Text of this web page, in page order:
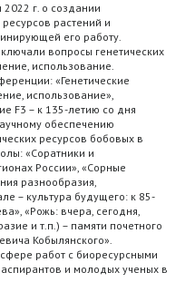
2022 г. о создании
растений и
его работу.
вопросы генетических
использование.
«Генетические
использование»,
F3 – к 135-летию со дня
обеспечению
ресурсов бобовых в
«Соратники и
России», «Сорные
разнообразия,
– культура будущего: к 85-
«Рожь: вчера, сегодня,
и т.п.) – памяти почетного
Кобылянского».
работ с биоресурсными
и молодых ученых в